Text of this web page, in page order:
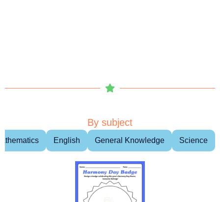
By subject
English General Knowledge Science